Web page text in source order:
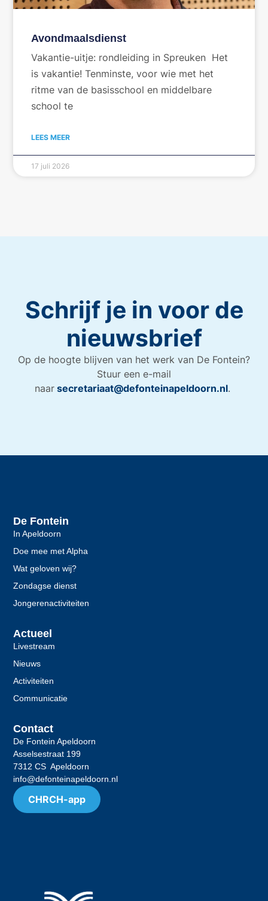
Avondmaalsdienst
Vakantie-uitje: rondleiding in Spreuken Het
is vakantie! Tenminste, voor wie met het
ritme van de basisschool en middelbare
school te
LEES MEER
17 juli 2026
Schrijf je in voor de
nieuwsbrief
Op de hoogte blijven van het werk van De Fontein?
Stuur een e-mail
naar secretariaat@defonteinapeldoorn.nl.
De Fontein
In Apeldoorn
Doe mee met Alpha
Wat geloven wij?
Zondagse dienst
Jongerenactiviteiten
Actueel
Livestream
Nieuws
Activiteiten
Communicatie
Contact
De Fontein Apeldoorn
Asselsestraat 199
7312 CS Apeldoorn
info@defonteinapeldoorn.nl
CHRCH-app